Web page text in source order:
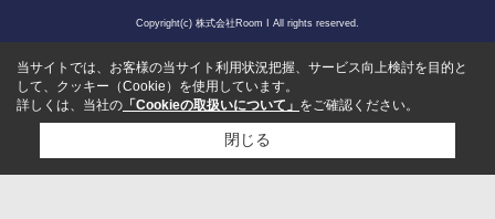
Copyright(c) 株式会社Room I All rights reserved.
当サイトでは、お客様の当サイト利用状況把握、サービス向上検討を目的と
して、クッキー（Cookie）を使用しています。
詳しくは、当社の 「Cookieの取扱いについて」 をご確認ください。
閉じる